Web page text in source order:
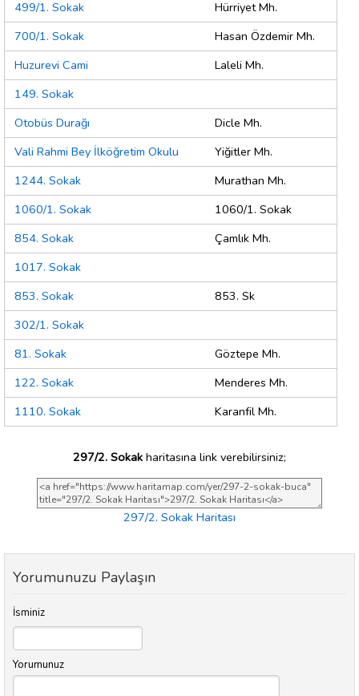
499/1. Sokak
Hürriyet Mh.
700/1. Sokak
Hasan Özdemir Mh.
Huzurevi Cami
Laleli Mh.
149. Sokak
Otobüs Durağı
Dicle Mh.
Vali Rahmi Bey İlköğretim Okulu
Yiğitler Mh.
1244. Sokak
Murathan Mh.
1060/1. Sokak
1060/1. Sokak
854. Sokak
Çamlık Mh.
1017. Sokak
853. Sokak
853. Sk
302/1. Sokak
81. Sokak
Göztepe Mh.
122. Sokak
Menderes Mh.
1110. Sokak
Karanfil Mh.
297/2. Sokak haritasına link verebilirsiniz;
297/2. Sokak Haritası
Yorumunuzu Paylaşın
İsminiz
Yorumunuz